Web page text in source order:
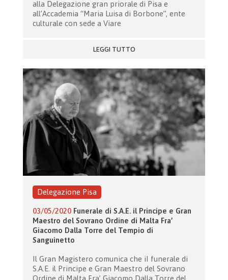
alla Delegazione gran priorale di Pisa e
all’Accademia “Maria Luisa di Borbone”, ente
culturale con sede a Viare
LEGGI TUTTO
Delegazione Pisa
03/05/2020 Funerale di S.A.E. il Principe e Gran
Maestro del Sovrano Ordine di Malta Fra’
Giacomo Dalla Torre del Tempio di
Sanguinetto
Il Gran Magistero comunica che iI funerale di
S.A.E. il Principe e Gran Maestro del Sovrano